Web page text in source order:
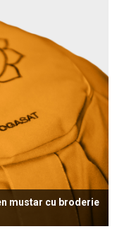
mustar cu broderie